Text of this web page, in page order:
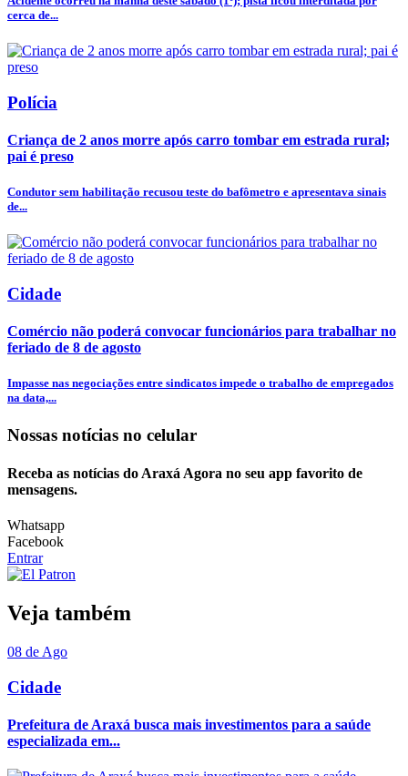
cerca de...
Polícia
Criança de 2 anos morre após carro tombar em estrada rural;
pai é preso
Condutor sem habilitação recusou teste do bafômetro e apresentava sinais
de...
Cidade
Comércio não poderá convocar funcionários para trabalhar no
feriado de 8 de agosto
Impasse nas negociações entre sindicatos impede o trabalho de empregados
na data,...
Nossas notícias no celular
Receba as notícias do Araxá Agora no seu app favorito de
mensagens.
Whatsapp
Facebook
Entrar
Veja também
08 de Ago
Cidade
Prefeitura de Araxá busca mais investimentos para a saúde
especializada em...